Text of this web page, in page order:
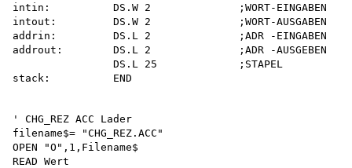
intin:          DS.W 2              ;WORT-EINGABEN
intout:         DS.W 2              ;WORT-AUSGABEN
addrin:         DS.L 2              ;ADR -EINGABEN
addrout:        DS.L 2              ;ADR -AUSGEBEN
                DS.L 25             ;STAPEL
' CHG_REZ ACC Lader
filename$= "CHG_REZ.ACC"
OPEN "O",1,Filename$
READ Wert